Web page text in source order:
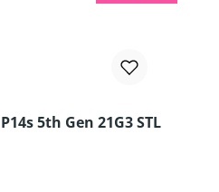
5th Gen 21G3 STL